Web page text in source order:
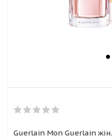
Guerlain Mon Guerlain жін.